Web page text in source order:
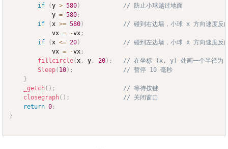
if
(y > 580)
// 防止小球越过地面
			y
= 580 ;
if
(x >= 580)
// 碰到右边墙，小球 x 方向速度反
			vx
= -vx ;
if
(x <= 20)
// 碰到左边墙，小球 x 方向速度反
			vx
= -vx ;
fillcircle(x , y , 20) ;
// 在坐标 (x, y) 处画一个半径为
Sleep( 10) ;
// 暂停 10 毫秒
}
_getch( ) ;
// 等待按键
closegraph( ) ;
// 关闭窗口
return 0 ;
}